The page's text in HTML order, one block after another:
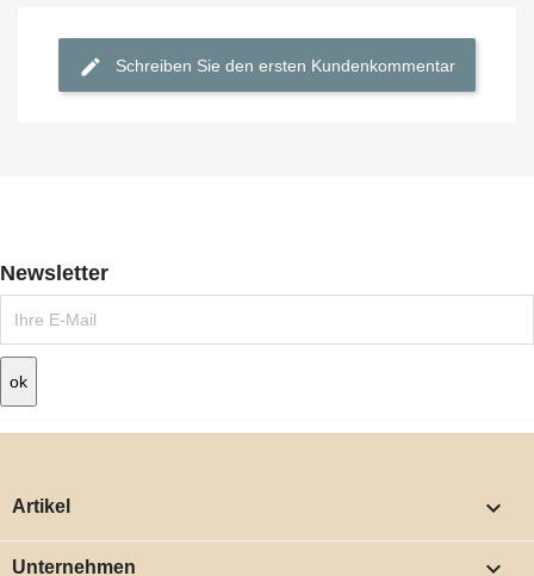
Schreiben Sie den ersten Kundenkommentar
Newsletter
Artikel 
Unternehmen 